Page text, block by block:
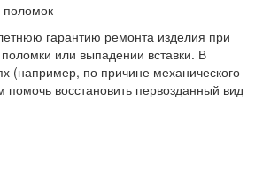
поломок
гарантию ремонта изделия при
или выпадении вставки. В
(например, по причине механического
восстановить первозданный вид